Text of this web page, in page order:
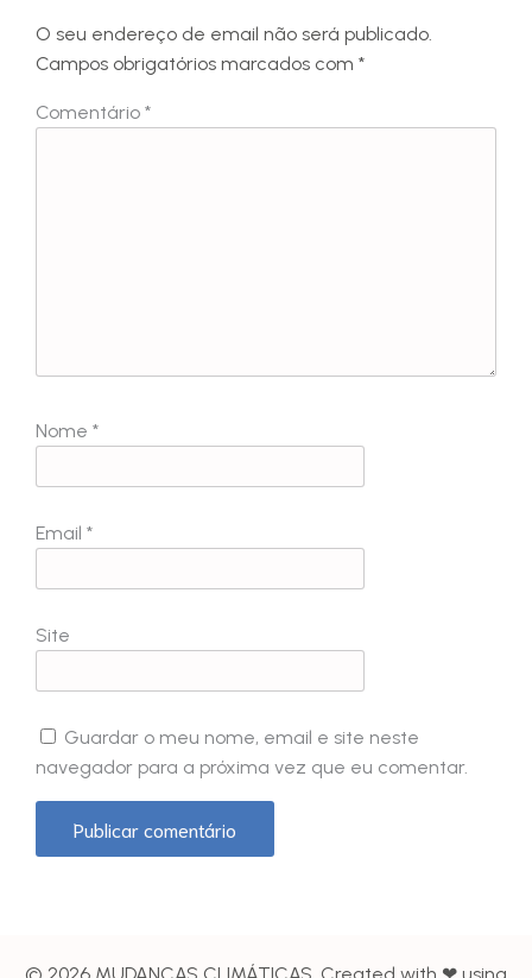
O seu endereço de email não será publicado.
Campos obrigatórios marcados com *
Comentário *
Nome *
Email *
Site
Guardar o meu nome, email e site neste
navegador para a próxima vez que eu comentar.